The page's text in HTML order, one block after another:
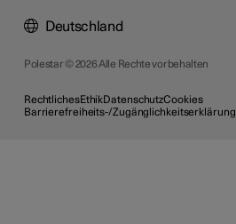
Polestar © 2026 Alle Rechte vorbehalten
RechtlichesEthikDatenschutzCookies
Barrierefreiheits-/Zugänglichkeitserklärung
Deutschland